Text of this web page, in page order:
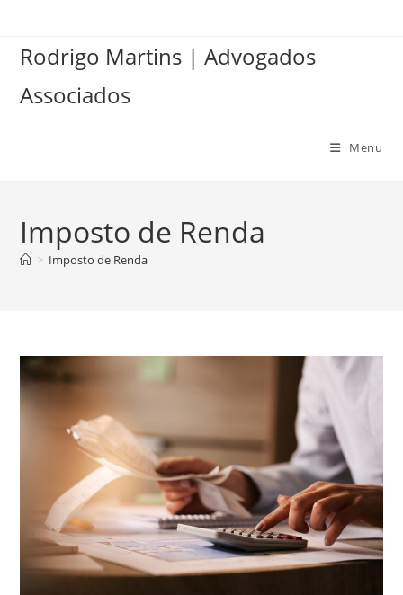
Rodrigo Martins | Advogados
Associados
Menu
Imposto de Renda
> Imposto de Renda